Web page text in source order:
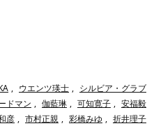
, ウエンツ瑛士 , シルビア・グラブ
ドマン , 伽藍琳 , 可知寛子 , 安福毅
彦 , 市村正親 , 彩橋みゆ , 折井理子